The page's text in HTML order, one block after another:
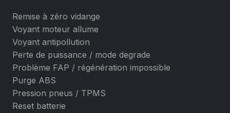
Remise à zéro vidange
Voyant moteur allume
Voyant antipollution
Perte de puissance / mode degrade
Problème FAP / régénération impossible
Purge ABS
Pression pneus / TPMS
Reset batterie